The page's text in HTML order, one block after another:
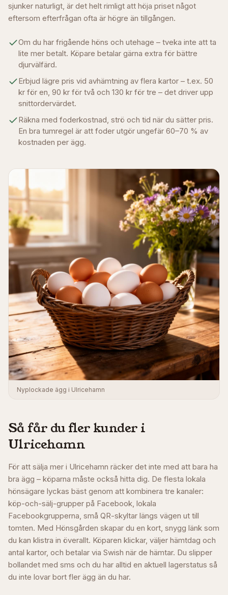
sjunker naturligt, är det helt rimligt att höja priset något
eftersom efterfrågan ofta är högre än tillgången.
Om du har frigående höns och utehage – tveka inte att ta
lite mer betalt. Köpare betalar gärna extra för bättre
djurvälfärd.
Erbjud lägre pris vid avhämtning av flera kartor – t.ex. 50
kr för en, 90 kr för två och 130 kr för tre – det driver upp
snittordervärdet.
Räkna med foderkostnad, strö och tid när du sätter pris.
En bra tumregel är att foder utgör ungefär 60–70 % av
kostnaden per ägg.
Nyplockade ägg i Ulricehamn
Så får du fler kunder i
Ulricehamn
För att sälja mer i Ulricehamn räcker det inte med att bara ha
bra ägg – köparna måste också hitta dig. De flesta lokala
hönsägare lyckas bäst genom att kombinera tre kanaler:
köp-och-sälj-grupper på Facebook, lokala
Facebookgrupperna, små QR-skyltar längs vägen ut till
tomten. Med Hönsgården skapar du en kort, snygg länk som
du kan klistra in överallt. Köparen klickar, väljer hämtdag och
antal kartor, och betalar via Swish när de hämtar. Du slipper
bollandet med sms och du har alltid en aktuell lagerstatus så
du inte lovar bort fler ägg än du har.